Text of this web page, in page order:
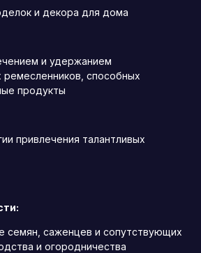
и декора для дома
и удержанием
ремесленников, способных
продукты
привлечения талантливых
семян, саженцев и сопутствующих
и огородничества